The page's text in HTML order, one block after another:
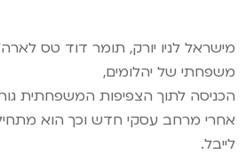
מישראל לניו יורק, תומר דוד טס
משפחתי של יהלומים,
הכניסה לתוך הצפיפות המשפחתית
אחרי מרחב עסקי חדש וכך הוא
לייבל.